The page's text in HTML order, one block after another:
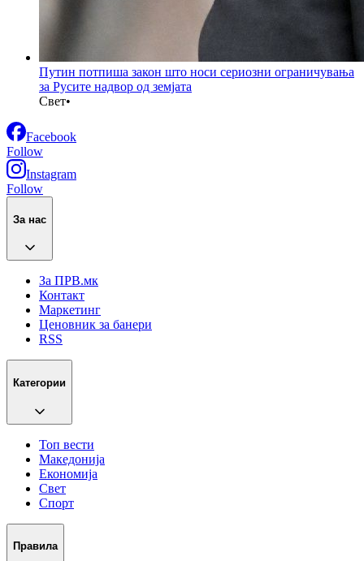
Путин потпиша закон што носи сериозни ограничувања
за Русите надвор од земјата
Свет•
Facebook
Follow
Instagram
Follow
За нас
За ПРВ.мк
Контакт
Маркетинг
Ценовник за банери
RSS
Категории
Топ вести
Македонија
Економија
Свет
Спорт
Правила